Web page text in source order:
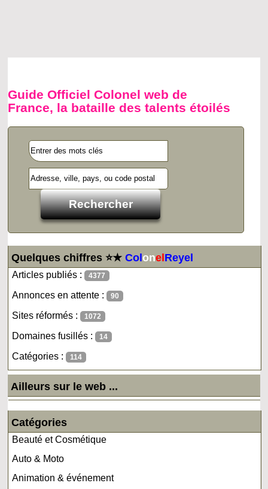
Guide Officiel Colonel web de
France, la bataille des talents étoilés
Quelques chiffres ⭐★ColonelReyel
Articles publiés : 4377
Annonces en attente : 90
Sites réformés : 1072
Domaines fusillés : 14
Catégories : 114
Ailleurs sur le web ...
Catégories
Beauté et Cosmétique
Auto & Moto
Animation & événement